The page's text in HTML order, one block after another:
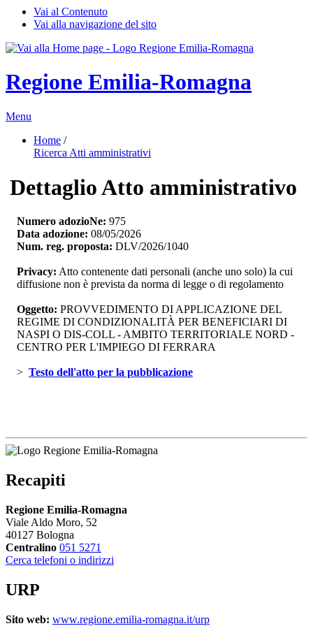
Vai al Contenuto
Vai alla navigazione del sito
Regione Emilia-Romagna
Menu
Home /
Ricerca Atti amministrativi
Dettaglio Atto amministrativo
Numero adozioNe: 975
Data adozione: 08/05/2026
Num. reg. proposta: DLV/2026/1040
Privacy: Atto contenente dati personali (anche uno solo) la cui
diffusione non è prevista da norma di legge o di regolamento
Oggetto: PROVVEDIMENTO DI APPLICAZIONE DEL
REGIME DI CONDIZIONALITÀ PER BENEFICIARI DI
NASPI O DIS-COLL - AMBITO TERRITORIALE NORD -
CENTRO PER L'IMPIEGO DI FERRARA
> Testo dell'atto per la pubblicazione
Recapiti
Regione Emilia-Romagna
Viale Aldo Moro, 52
40127 Bologna
Centralino 051 5271
Cerca telefoni o indirizzi
URP
Sito web: www.regione.emilia-romagna.it/urp